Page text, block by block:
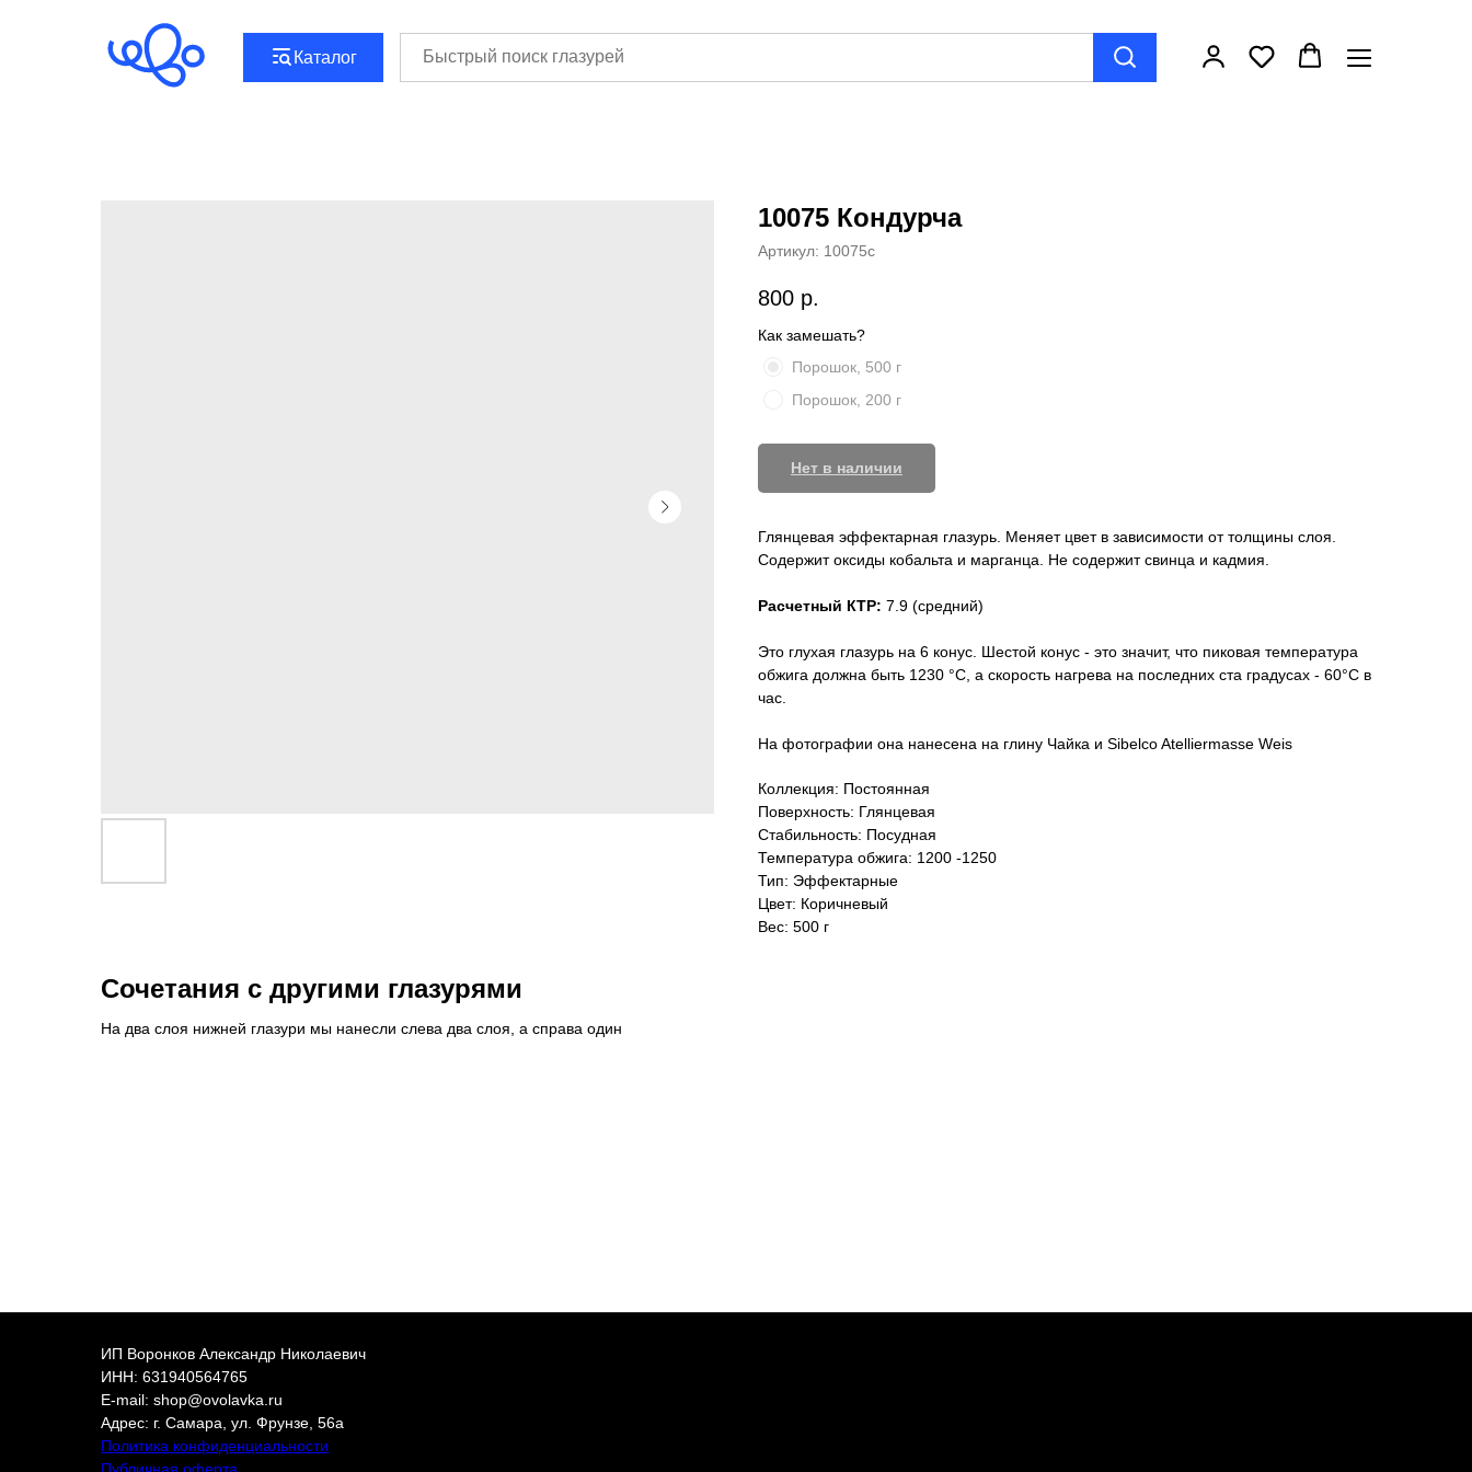
Каталог
10075 Кондурча
Артикул: 10075с
800 р.
Как замешать?
Порошок, 500 г
Порошок, 200 г
Нет в наличии
Глянцевая эффектарная глазурь. Меняет цвет в зависимости от толщины слоя.
Содержит оксиды кобальта и марганца. Не содержит свинца и кадмия.
Расчетный КТР: 7.9 (средний)
Это глухая глазурь на 6 конус. Шестой конус - это значит, что пиковая температура
обжига должна быть 1230 °C, а скорость нагрева на последних ста градусах - 60°C в
час.
На фотографии она нанесена на глину Чайка и Sibelco Atelliermasse Weis
Коллекция: Постоянная
Поверхность: Глянцевая
Стабильность: Посудная
Температура обжига: 1200 -1250
Тип: Эффектарные
Цвет: Коричневый
Вес: 500 г
Сочетания с другими глазурями
На два слоя нижней глазури мы нанесли слева два слоя, а справа один
ИП Воронков Александр Николаевич
ИНН: 631940564765
E-mail: shop@ovolavka.ru
Адрес: г. Самара, ул. Фрунзе, 56а
Политика конфиденциальности